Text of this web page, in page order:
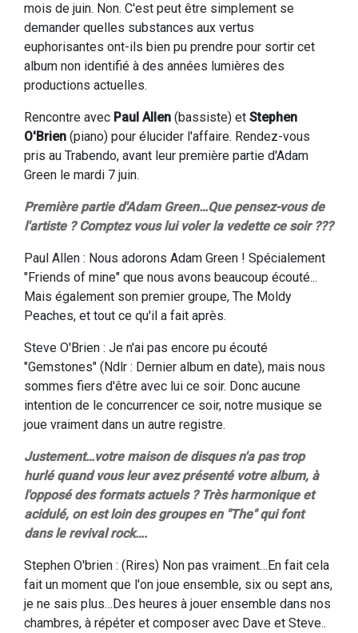
mois de juin. Non. C'est peut être simplement se
demander quelles substances aux vertus
euphorisantes ont-ils bien pu prendre pour sortir cet
album non identifié à des années lumières des
productions actuelles.
Rencontre avec Paul Allen (bassiste) et Stephen
O'Brien (piano) pour élucider l'affaire. Rendez-vous
pris au Trabendo, avant leur première partie d'Adam
Green le mardi 7 juin.
Première partie d'Adam Green…Que pensez-vous de
l'artiste ? Comptez vous lui voler la vedette ce soir ???
Paul Allen : Nous adorons Adam Green ! Spécialement
"Friends of mine" que nous avons beaucoup écouté...
Mais également son premier groupe, The Moldy
Peaches, et tout ce qu'il a fait après.
Steve O'Brien : Je n'ai pas encore pu écouté
"Gemstones" (Ndlr : Dernier album en date), mais nous
sommes fiers d'être avec lui ce soir. Donc aucune
intention de le concurrencer ce soir, notre musique se
joue vraiment dans un autre registre.
Justement…votre maison de disques n'a pas trop
hurlé quand vous leur avez présenté votre album, à
l'opposé des formats actuels ? Très harmonique et
acidulé, on est loin des groupes en "The" qui font
dans le revival rock….
Stephen O'brien : (Rires) Non pas vraiment…En fait cela
fait un moment que l'on joue ensemble, six ou sept ans,
je ne sais plus…Des heures à jouer ensemble dans nos
chambres, à répéter et composer avec Dave et Steve..